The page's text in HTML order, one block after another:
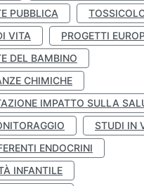
PUBBLICA
VITA
PROGETTI
DEL BAMBINO
CHIMICHE
IMPATTO SULLA
STUDI IN
ENDOCRINI
INFANTILE